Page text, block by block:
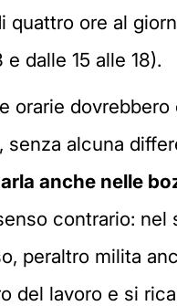
ore al
dalle 15 alle 18).
orarie
alcuna
anche nelle
contrario: nel
peraltro milita
del lavoro e si